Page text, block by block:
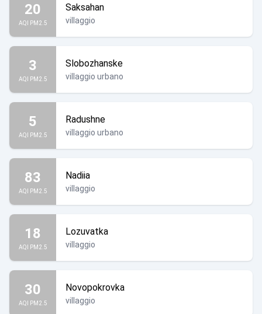
20
AQI PM2.5
Saksahan
villaggio
3
AQI PM2.5
Slobozhanske
villaggio urbano
5
AQI PM2.5
Radushne
villaggio urbano
83
AQI PM2.5
Nadiia
villaggio
18
AQI PM2.5
Lozuvatka
villaggio
30
AQI PM2.5
Novopokrovka
villaggio